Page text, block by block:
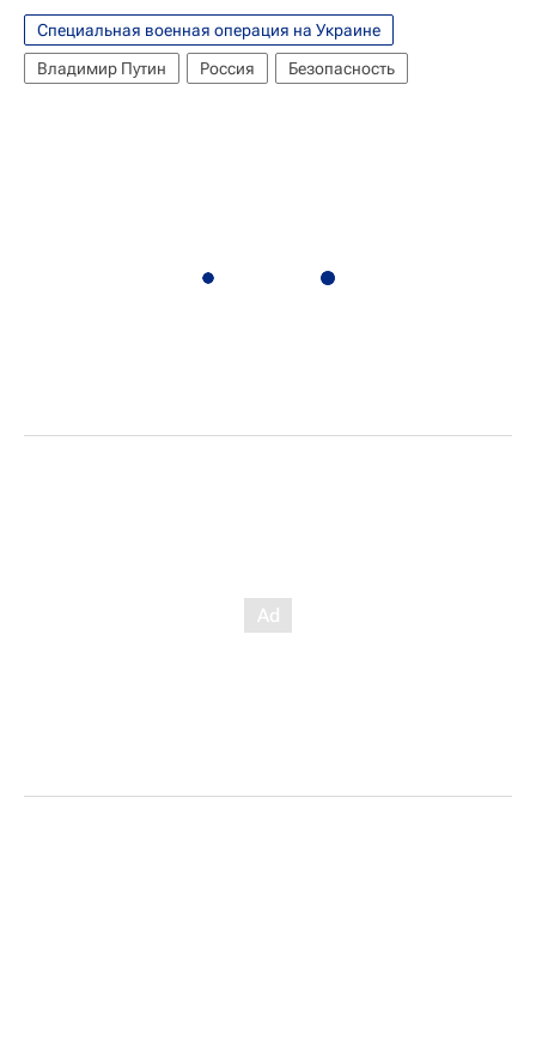
Специальная военная операция на Украине
Владимир Путин
Россия Безопасность